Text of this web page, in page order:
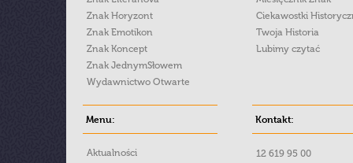
Znak Horyzont
Znak Emotikon
Znak Koncept
Znak JednymSłowem
Wydawnictwo Otwarte
Ciekawostki
Twoja Historia
Lubimy czytać
Menu:
Aktualności
Kontakt:
12 619 95 00